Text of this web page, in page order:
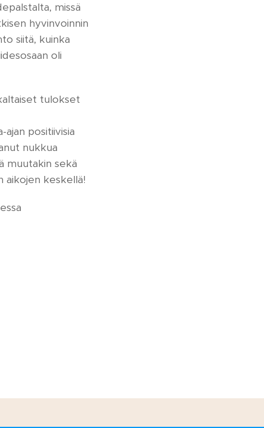
missä
hyvinvoinnin
siitä, kuinka
oli
tulokset
positiivisia
nukkua
muutakin sekä
aikojen keskellä!